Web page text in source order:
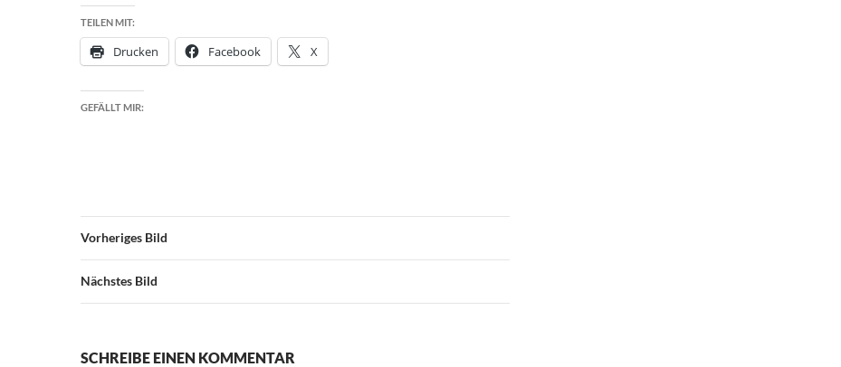
TEILEN MIT:
Drucken Facebook X
GEFÄLLT MIR:
Vorheriges Bild
Nächstes Bild
SCHREIBE EINEN KOMMENTAR